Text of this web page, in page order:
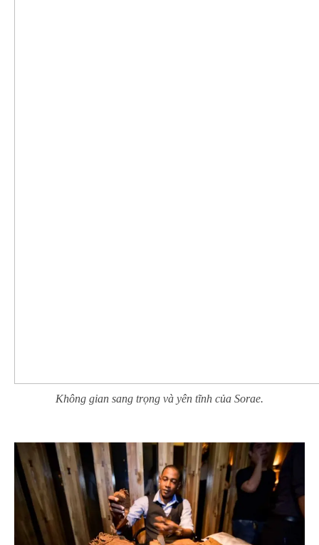
Không gian sang trọng và yên tĩnh của Sorae.